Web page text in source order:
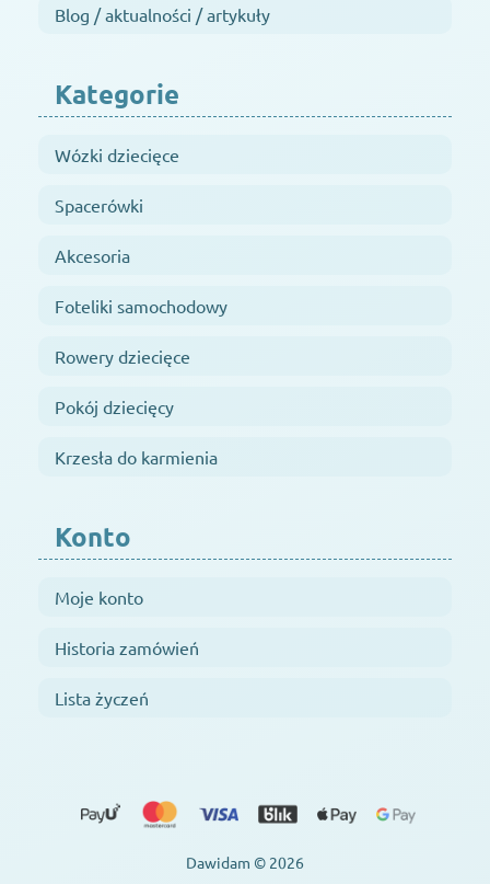
Blog / aktualności / artykuły
Kategorie
Wózki dziecięce
Spacerówki
Akcesoria
Foteliki samochodowy
Rowery dziecięce
Pokój dziecięcy
Krzesła do karmienia
Konto
Moje konto
Historia zamówień
Lista życzeń
Dawidam © 2026